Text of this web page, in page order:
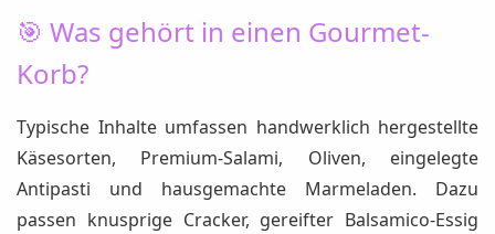
🎯 Was gehört in einen Gourmet-
Korb?
Typische Inhalte umfassen handwerklich hergestellte
Käsesorten, Premium-Salami, Oliven, eingelegte
Antipasti und hausgemachte Marmeladen. Dazu
passen knusprige Cracker, gereifter Balsamico-Essig